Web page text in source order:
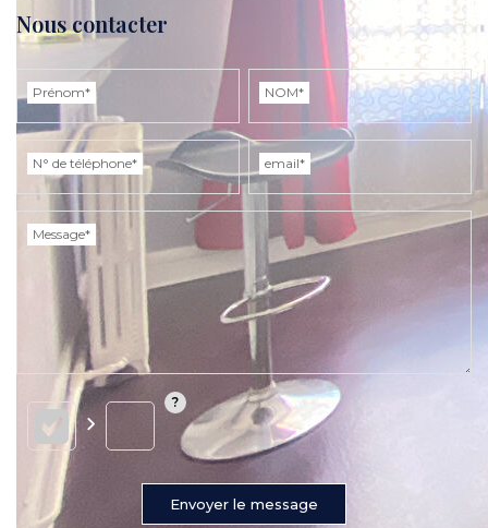
Nous contacter
Prénom* NOM*
N° de téléphone* email*
Message*
Envoyer le message